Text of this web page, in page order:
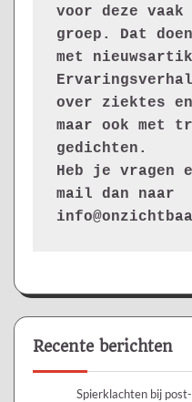
voor deze
groep. Dat
met
over ziektes en
maar ook met
gedichten.
Heb je vragen
mail dan naar
Recente berichten
Spierklachten bij